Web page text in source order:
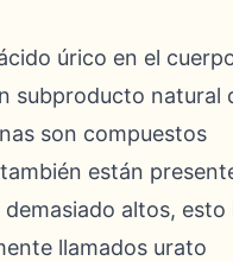
úrico en el
subproducto natural
son compuestos
están
altos, esto
llamados urato